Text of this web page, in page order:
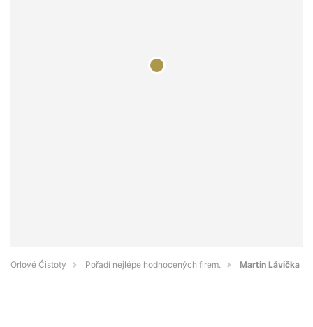
Orlové Čistoty Pořadí nejlépe hodnocených firem. Martin Lávička